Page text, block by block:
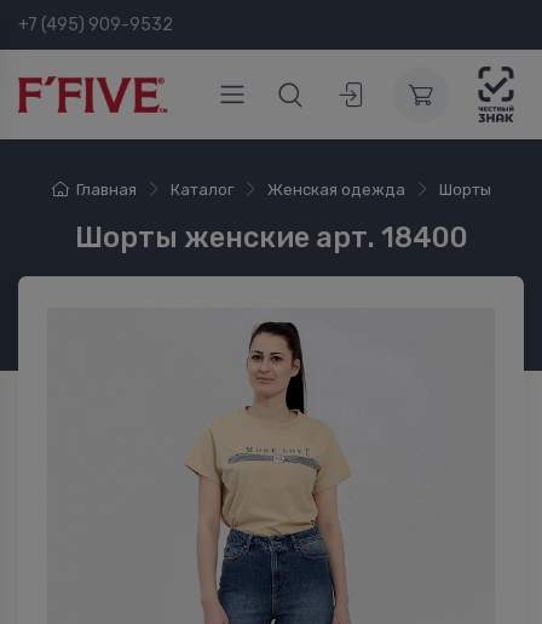
+7 (495) 909-9532
Главная Каталог Женская одежда Шорты
Шорты женские арт. 18400